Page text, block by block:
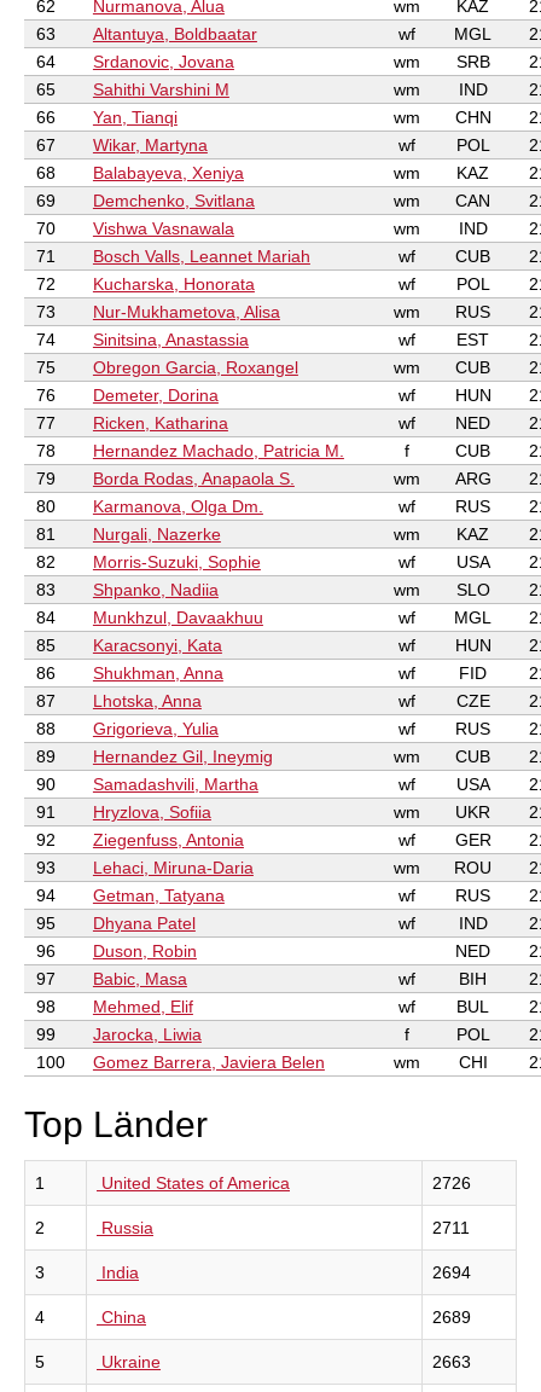
62 Nurmanova, Alua wm KAZ
63
Altantuya, Boldbaatar wf MGL
64
Srdanovic, Jovana wm SRB
65
Sahithi Varshini M wm IND
66
Yan, Tianqi wm CHN
67
Wikar, Martyna wf POL
68
Balabayeva, Xeniya wm KAZ
69
Demchenko, Svitlana wm CAN
70
Vishwa Vasnawala wm IND
71
Bosch Valls, Leannet Mariah wf CUB
72
Kucharska, Honorata wf POL
73
Nur-Mukhametova, Alisa wm RUS
74
Sinitsina, Anastassia wf EST
75
Obregon Garcia, Roxangel wm CUB
76
Demeter, Dorina wf HUN
77
Ricken, Katharina wf NED
78
Hernandez Machado, Patricia M. f CUB
79
Borda Rodas, Anapaola S. wm ARG
80
Karmanova, Olga Dm. wf RUS
81
Nurgali, Nazerke wm KAZ
82
Morris-Suzuki, Sophie wf USA
83
Shpanko, Nadiia wm SLO
84
Munkhzul, Davaakhuu wf MGL
85
Karacsonyi, Kata wf HUN
86
Shukhman, Anna wf FID
87
Lhotska, Anna wf CZE
88
Grigorieva, Yulia wf RUS
89
Hernandez Gil, Ineymig wm CUB
90
Samadashvili, Martha wf USA
91
Hryzlova, Sofiia wm UKR
92
Ziegenfuss, Antonia wf GER
93
Lehaci, Miruna-Daria wm ROU
94
Getman, Tatyana wf RUS
95
Dhyana Patel wf IND
96
Duson, Robin NED
97
Babic, Masa wf BIH
98
Mehmed, Elif wf BUL
99
Jarocka, Liwia f POL
100
Gomez Barrera, Javiera Belen wm CHI
Top Länder
1 United States of America 2726
2 Russia 2711
3 India 2694
4 China 2689
5 Ukraine 2663